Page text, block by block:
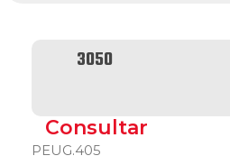
3050
Consultar
PEUG.405